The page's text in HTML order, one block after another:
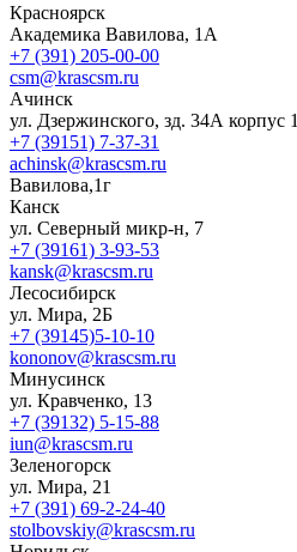
Красноярск
Академика Вавилова, 1А
+7 (391) 205-00-00
csm@krascsm.ru
Ачинск
ул. Дзержинского, зд. 34А корпус 1
+7 (39151) 7-37-31
achinsk@krascsm.ru
Вавилова,1г
Канск
ул. Северный микр-н, 7
+7 (39161) 3-93-53
kansk@krascsm.ru
Лесосибирск
ул. Мира, 2Б
+7 (39145)5-10-10
kononov@krascsm.ru
Минусинск
ул. Кравченко, 13
+7 (39132) 5-15-88
iun@krascsm.ru
Зеленогорск
ул. Мира, 21
+7 (391) 69-2-24-40
stolbovskiy@krascsm.ru